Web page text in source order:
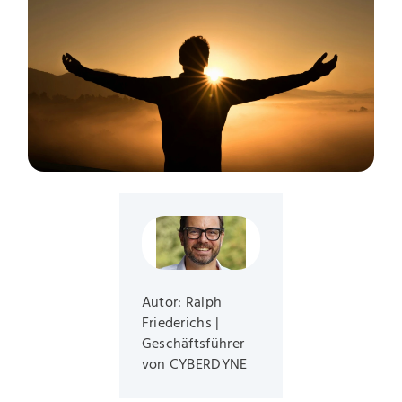
Autor: Ralph
Friederichs |
Geschäftsführer
von CYBERDYNE